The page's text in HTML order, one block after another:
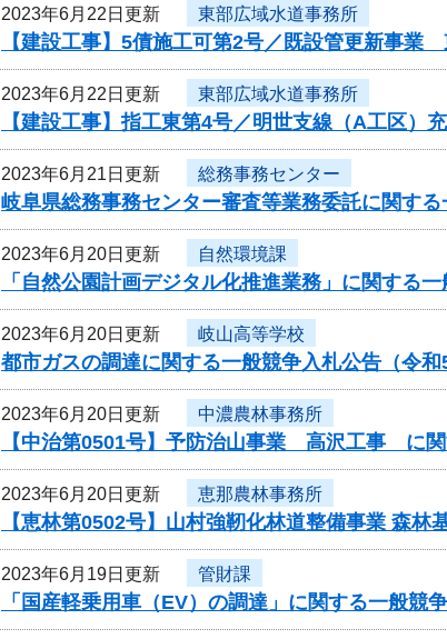
2023年6月22日更新 東部広域水道事務所
【建設工事】5債施工可第2号／既設管更新事
2023年6月22日更新 東部広域水道事務所
【建設工事】指工東第4号／明世支線（A工区）
2023年6月21日更新 総務事務センター
岐阜県総務事務センター審査等業務委託に関す
2023年6月20日更新 自然環境課
「自然公園計画デジタル化推進業務」に関する
2023年6月20日更新 岐山高等学校
都市ガスの調達に関する一般競争入札公告（令和
2023年6月20日更新 中濃農林事務所
【中治第0501号】予防治山事業 高沢工事 に
2023年6月20日更新 恵那農林事務所
【恵林第0502号】山村強靭化林道整備事業 森
2023年6月19日更新 管財課
「国産軽乗用車（EV）の調達」に関する一般競